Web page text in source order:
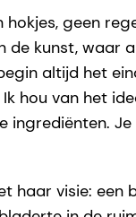
geen
de kunst, waar
altijd het
hou van het
ingrediënten.
haar visie: een